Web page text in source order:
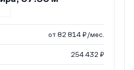
от 82 814 ₽/мес.
254 432 ₽